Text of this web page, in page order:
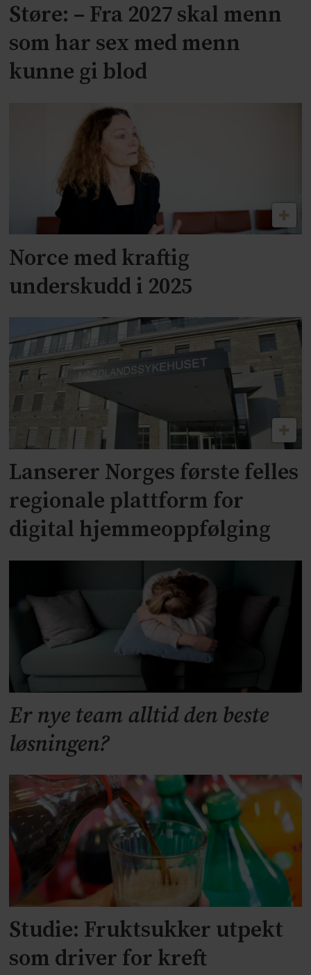
Støre: – Fra 2027 skal menn
som har sex med menn
kunne gi blod
Norce med kraftig
underskudd i 2025
Lanserer Norges første felles
regionale plattform for
digital hjemmeoppfølging
Er nye team alltid den beste
løsningen?
Studie: Fruktsukker utpekt
som driver for kreft